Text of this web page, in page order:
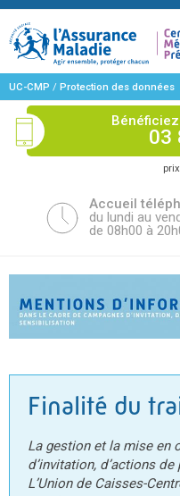
UC-CMP / Protection des données
personnelles
03
Accueil
du lundi au
de 08h00 à
Finalité du
La gestion et la mise en
d’invitation, d’actions
L’Union de Caisses-